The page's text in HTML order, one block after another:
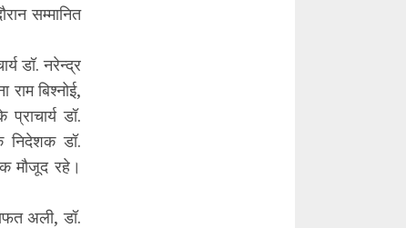
सम्मानित
डॉ. नरेन्द्र
राम बिश्नोई,
प्राचार्य डॉ.
निदेशक डॉ.
मौजूद रहे।
अली, डॉ.